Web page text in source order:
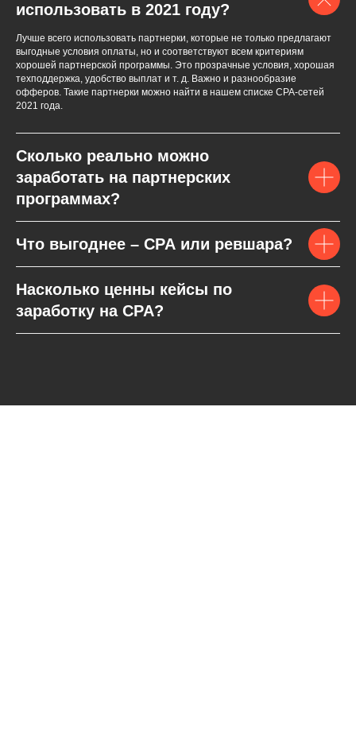
использовать в 2021 году?
Лучше всего использовать партнерки, которые не только предлагают
выгодные условия оплаты, но и соответствуют всем критериям
хорошей партнерской программы. Это прозрачные условия, хорошая
техподдержка, удобство выплат и т. д. Важно и разнообразие
офферов. Такие партнерки можно найти в нашем списке СPA-сетей
2021 года.
Сколько реально можно
заработать на партнерских
программах?
Что выгоднее – CPA или ревшара?
Насколько ценны кейсы по
заработку на CPA?